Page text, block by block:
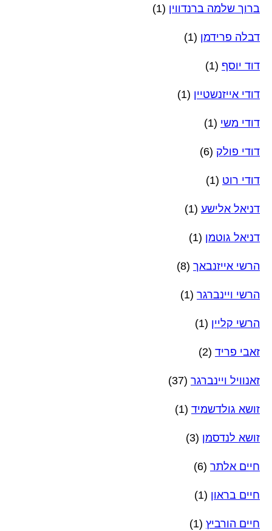
ברוך שלמה ברנדווין (1)
דבלה פרידמן (1)
דוד יוסף (1)
דודי אייזנשטיין (1)
דודי משי (1)
דודי פולק (6)
דודי רוט (1)
דניאל אלישע (1)
דניאל גוטמן (1)
הרשי אייזנבאך (8)
הרשי ויינברגר (1)
הרשי קליין (1)
זאבי פריד (2)
זאנוויל ויינברגר (37)
זושא גולדשמיד (1)
זושא לנדסמן (3)
חיים אלתר (6)
חיים בראון (1)
חיים הורביץ (1)